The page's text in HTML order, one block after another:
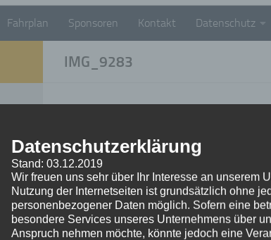
Fahrplan Sponsoren Kontakt Datenschutz
IMG_9283
18. DEZEMBER 2024
Datenschutzerklärung
Stand: 03.12.2019
Wir freuen uns sehr über Ihr Interesse an unserem
Nutzung der Internetseiten ist grundsätzlich ohne
personenbezogener Daten möglich. Sofern eine
besondere Services unseres Unternehmens über
Anspruch nehmen möchte, könnte jedoch eine